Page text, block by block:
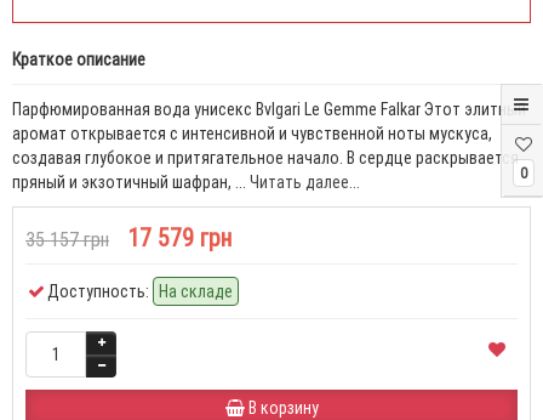
0
Краткое описание
Парфюмированная вода унисекс Bvlgari Le Gemme Falkar Этот элитный
аромат открывается с интенсивной и чувственной ноты мускуса,
создавая глубокое и притягательное начало. В сердце раскрывается
пряный и экзотичный шафран, ... Читать далее...
35 157 грн 17 579 грн
Доступность: На складе
В корзину